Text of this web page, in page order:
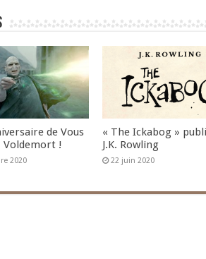
de Vous
Voldemort !
2020
« The Ickabog »
J.K. Rowling
22 juin 2020